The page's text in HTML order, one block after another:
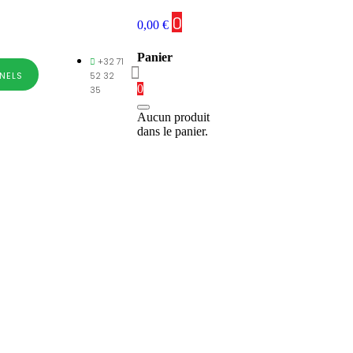
+32 71
52 32
35
0,00€ 0
Panier
0
Aucun produit
dans le panier.